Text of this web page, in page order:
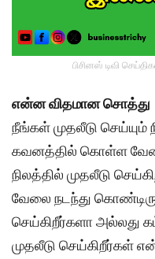
பிசினஸ் டிவி
என்ன விதமான சொத்து
நீங்கள் முதலீடு செய்யும்
கவனத்தில் கொள்ள
நிலத்தில் முதலீடு
வேலை நடந்து
செய்கிறீர்களா அல்லது
முதலீடு செய்கிறீர்கள்